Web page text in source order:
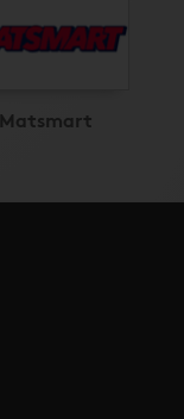
Matsmart